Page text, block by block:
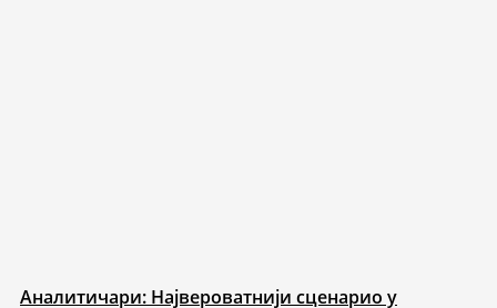
Аналитичари: Највероватнији сценарио у